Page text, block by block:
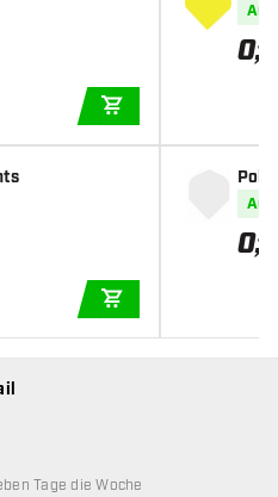
Auf
0,55
Poly
Auf
0,55
nicht verfügbar
Tage die Woche